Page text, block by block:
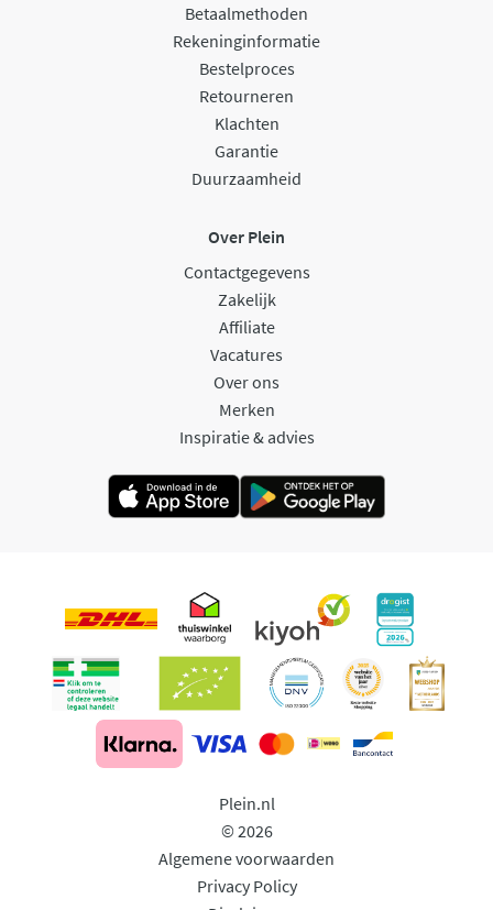
Betaalmethoden
Rekeninginformatie
Bestelproces
Retourneren
Klachten
Garantie
Duurzaamheid
Over Plein
Contactgegevens
Zakelijk
Affiliate
Vacatures
Over ons
Merken
Inspiratie & advies
Plein.nl
© 2026
Algemene voorwaarden
Privacy Policy